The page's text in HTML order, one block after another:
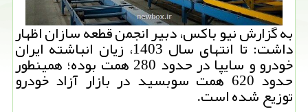
به گزارش نیو باکس، دبیر انجمن قطعه سازان اظهار
داشت: تا انتهای سال 1403، زیان انباشته ایران
خودرو و سایپا در حدود 280 همت بوده؛ همینطور
حدود 620 همت سوبسید در بازار آزاد خودرو
توزیع شده است.